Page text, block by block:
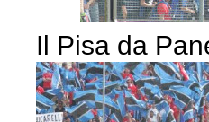
Il Pisa da